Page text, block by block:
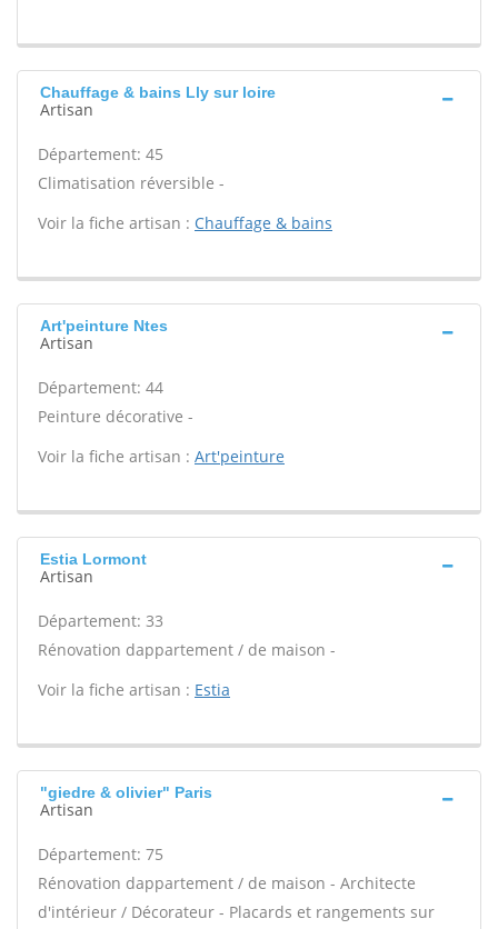
Chauffage & bains Lly sur loire
Artisan
Département: 45
Climatisation réversible -
Voir la fiche artisan : Chauffage & bains
Art'peinture Ntes
Artisan
Département: 44
Peinture décorative -
Voir la fiche artisan : Art'peinture
Estia Lormont
Artisan
Département: 33
Rénovation dappartement / de maison -
Voir la fiche artisan : Estia
"giedre & olivier" Paris
Artisan
Département: 75
Rénovation dappartement / de maison - Architecte
d'intérieur / Décorateur - Placards et rangements sur